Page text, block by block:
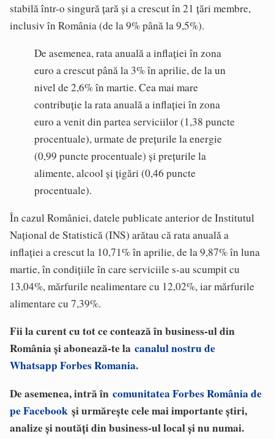
stabilă într-o singură ţară şi a crescut în 21 ţări membre,
inclusiv în România (de la 9% până la 9,5%).
De asemenea, rata anuală a inflaţiei în zona
euro a crescut până la 3% în aprilie, de la un
nivel de 2,6% în martie. Cea mai mare
contribuţie la rata anuală a inflaţiei în zona
euro a venit din partea serviciilor (1,38 puncte
procentuale), urmate de preţurile la energie
(0,99 puncte procentuale) şi preţurile la
alimente, alcool şi ţigări (0,46 puncte
procentuale).
În cazul României, datele publicate anterior de Institutul
Naţional de Statistică (INS) arătau că rata anuală a
inflaţiei a crescut la 10,71% în aprilie, de la 9,87% în luna
martie, în condiţiile în care serviciile s-au scumpit cu
13,04%, mărfurile nealimentare cu 12,02%, iar mărfurile
alimentare cu 7,39%.
Fii la curent cu tot ce contează în business-ul din
România și abonează-te la canalul nostru de
Whatsapp Forbes Romania.
De asemenea, intră în comunitatea Forbes România de
pe Facebook și urmărește cele mai importante știri,
analize și noutăți din business-ul local și nu numai.